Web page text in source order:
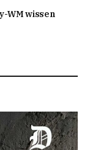
WM wissen